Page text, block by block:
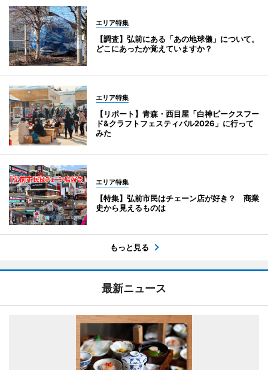
エリア特集
【調査】弘前にある「あの地球儀」について。
どこにあったか覚えていますか？
エリア特集
【リポート】青森・西目屋「白神ピークスフー
ド&クラフトフェスティバル2026」に行って
みた
エリア特集
【特集】弘前市民はチェーン店が好き？ 商業
史から見えるものは
もっと見る
最新ニュース